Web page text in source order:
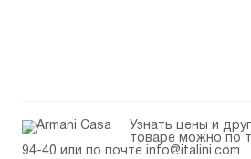
Узнать цены и
товаре можно по
94-40 или по почте info@italini.com